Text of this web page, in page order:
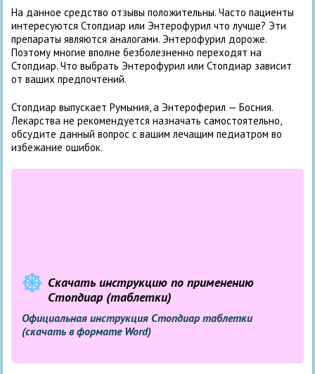
На данное средство отзывы положительны. Часто пациенты
интересуются Стопдиар или Энтерофурил что лучше? Эти
препараты являются аналогами. Энтерофурил дороже.
Поэтому многие вполне безболезненно переходят на
Стопдиар. Что выбрать Энтерофурил или Стопдиар зависит
от ваших предпочтений.
Стопдиар выпускает Румыния, а Энтероферил — Босния.
Лекарства не рекомендуется назначать самостоятельно,
обсудите данный вопрос с вашим лечащим педиатром во
избежание ошибок.
Скачать инструкцию по применению
Стопдиар (таблетки)
Официальная инструкция Стопдиар таблетки
(скачать в формате Word)